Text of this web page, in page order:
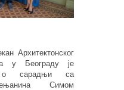
Архитектонског
у Београду је
о сарадњи са
Симом